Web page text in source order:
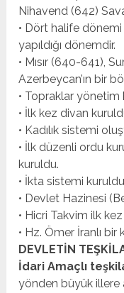
Nihavend (642)
• Dört halife
yapıldığı dönemdir.
• Mısır (640-641),
Azerbeycan’ın bir
• Topraklar yönetim
• İlk kez divan
• Kadılık sistemi
• İlk düzenli ordu
kuruldu.
• İkta sistemi
• Devlet Hazinesi
• Hicri Takvim ilk
• Hz. Ömer İranlı
DEVLETİN
İdari Amaçlı
yönden büyük illere